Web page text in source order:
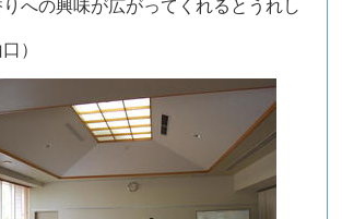
への興味が広がってくれるとうれし
）